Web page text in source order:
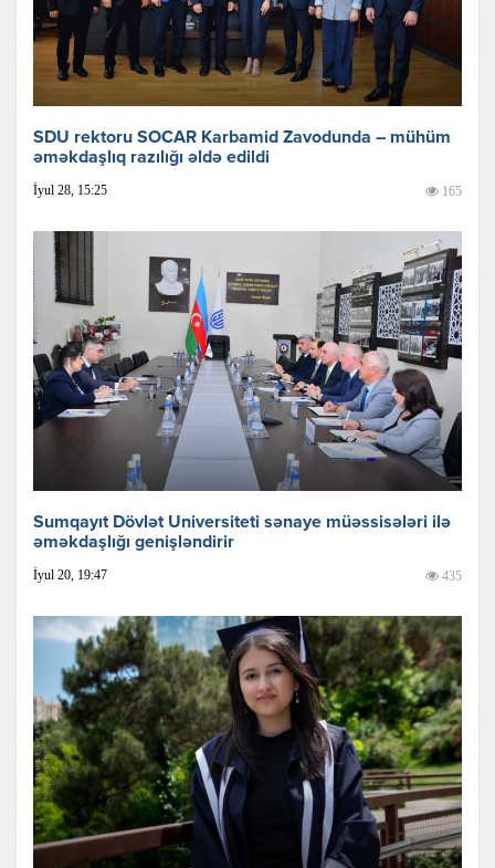
SDU rektoru SOCAR Karbamid Zavodunda – mühüm
əməkdaşlıq razılığı əldə edildi
İyul 28, 15:25 165
Sumqayıt Dövlət Universiteti sənaye müəssisələri ilə
əməkdaşlığı genişləndirir
İyul 20, 19:47 435